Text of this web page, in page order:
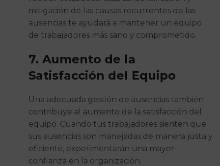
mitigación de las causas recurrentes de las
ausencias te ayudará a mantener un equipo
de trabajadores más sano y comprometido.
7. Aumento de la
Satisfacción del Equipo
Una adecuada gestión de ausencias también
contribuye al aumento de la satisfacción del
equipo. Cuando tus trabajadores sienten que
sus ausencias son manejadas de manera justa y
eficiente, experimentarán una mayor
confianza en la organización.